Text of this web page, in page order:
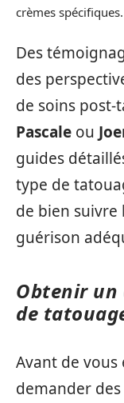
crèmes spécifiques.
Des
des
de soins post-
Pascale ou
guides
type de
de bien suivre
guérison
Obtenir un
de
Avant de vous
demander